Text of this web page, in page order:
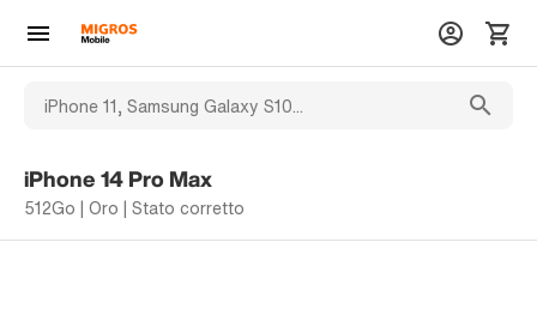
iPhone 14 Pro Max
512Go | Oro | Stato corretto